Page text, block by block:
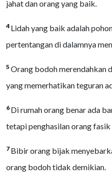
jahat dan orang yang baik.
4 Lidah yang baik adalah
pertentangan di dalamnya
5 Orang bodoh merendahkan
yang memerhatikan teguran
6 Di rumah orang benar ada
tetapi penghasilan orang
7 Bibir orang bijak
orang bodoh tidak demikian.